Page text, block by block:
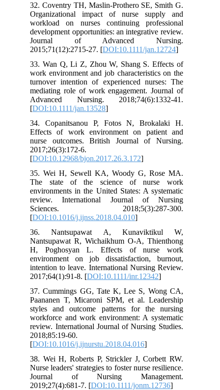
32. Coventry TH, Maslin-Prothero SE, Smith G.
Organizational impact of nurse supply and
workload on nurses continuing professional
development opportunities: an integrative review.
Journal of Advanced Nursing.
2015;71(12):2715-27. [DOI:10.1111/jan.12724
33. Wan Q, Li Z, Zhou W, Shang S. Effects of
work environment and job characteristics on the
turnover intention of experienced nurses: The
mediating role of work engagement. Journal of
Advanced Nursing. 2018;74(6):1332-41.
[DOI:10.1111/jan.13528
34. Copanitsanou P, Fotos N, Brokalaki H.
Effects of work environment on patient and
nurse outcomes. British Journal of Nursing.
2017;26(3):172-6.
[DOI:10.12968/bjon.2017.26.3.172
35. Wei H, Sewell KA, Woody G, Rose MA.
The state of the science of nurse work
environments in the United States: A systematic
review. International Journal of Nursing
Sciences. 2018;5(3):287-300.
[DOI:10.1016/j.ijnss.2018.04.010
36. Nantsupawat A, Kunaviktikul W,
Nantsupawat R, Wichaikhum O-A, Thienthong
H, Poghosyan L. Effects of nurse work
environment on job dissatisfaction, burnout,
intention to leave. International Nursing Review.
2017;64(1):91-8. [DOI:10.1111/inr.12342
37. Cummings GG, Tate K, Lee S, Wong CA,
Paananen T, Micaroni SPM, et al. Leadership
styles and outcome patterns for the nursing
workforce and work environment: A systematic
review. International Journal of Nursing Studies.
2018;85:19-60.
[DOI:10.1016/j.ijnurstu.2018.04.016
38. Wei H, Roberts P, Strickler J, Corbett RW.
Nurse leaders' strategies to foster nurse resilience.
Journal of Nursing Management.
2019;27(4):681-7. [DOI:10.1111/jonm.12736